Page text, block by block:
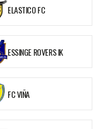
ELASTICO FC
ESSINGE ROVERS IK
FC VIÑA